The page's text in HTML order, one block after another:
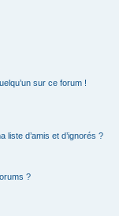
sur ce forum !
d’amis et d’ignorés ?
?